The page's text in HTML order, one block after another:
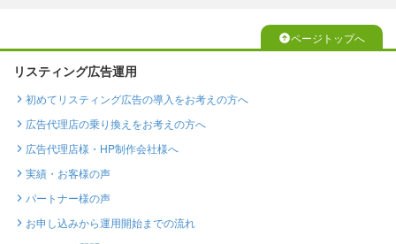
ページトップへ
リスティング広告運用
初めてリスティング広告の導入をお考えの方へ
広告代理店の乗り換えをお考えの方へ
広告代理店様・HP制作会社様へ
実績・お客様の声
パートナー様の声
お申し込みから運用開始までの流れ